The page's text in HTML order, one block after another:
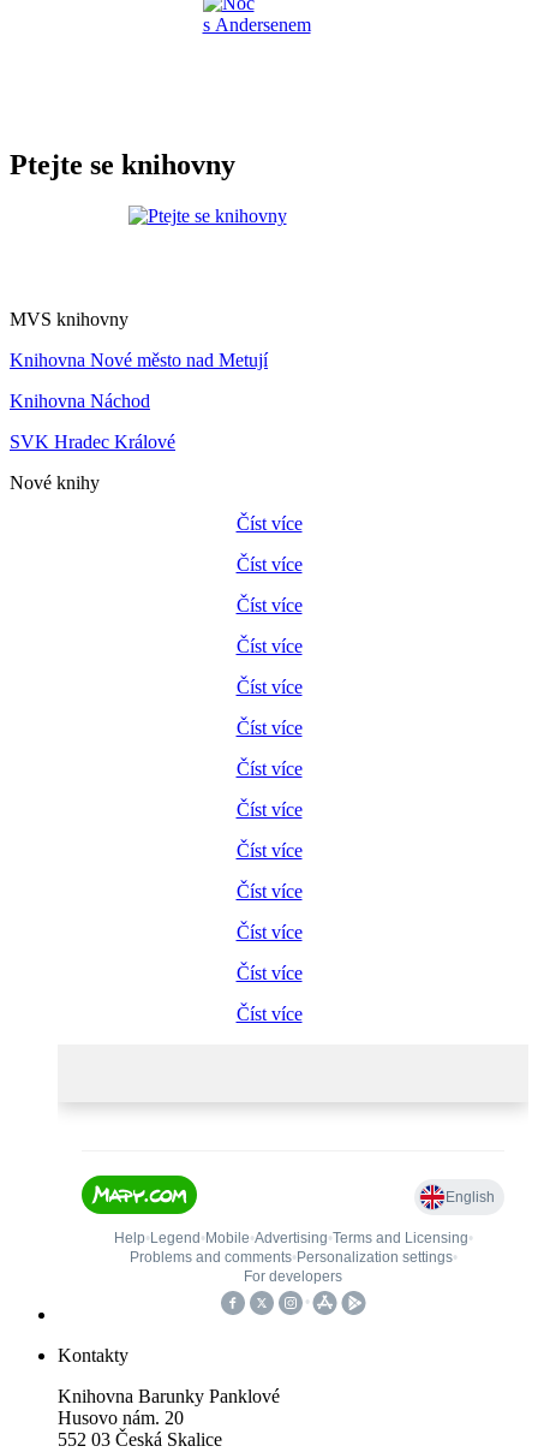
Ptejte se knihovny
MVS knihovny
Knihovna Nové město nad Metují
Knihovna Náchod
SVK Hradec Králové
Nové knihy
Číst více
Číst více
Číst více
Číst více
Číst více
Číst více
Číst více
Číst více
Číst více
Číst více
Číst více
Číst více
Číst více
Kontakty
Knihovna Barunky Panklové
Husovo nám. 20
552 03 Česká Skalice